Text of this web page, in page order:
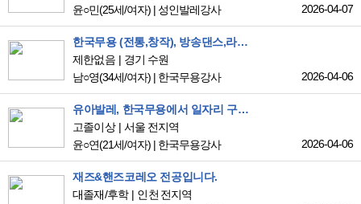
윤○민(25세/여자) | 성인발레강사 2026-04-07
한국무용 (전통,창작), 방송댄스,라인댄스 다수경력 구직 희망 합니다.
제한없음
경기 수원
남○영(34세/여자) | 한국무용강사 2026-04-06
유아발레, 한국무용에서 일자리 구합니다
고졸이상
서울 전지역
윤○연(21세/여자) | 한국무용강사 2026-04-06
재즈&핸즈코레오 전공입니다.
대졸재/후학
인천 전지역